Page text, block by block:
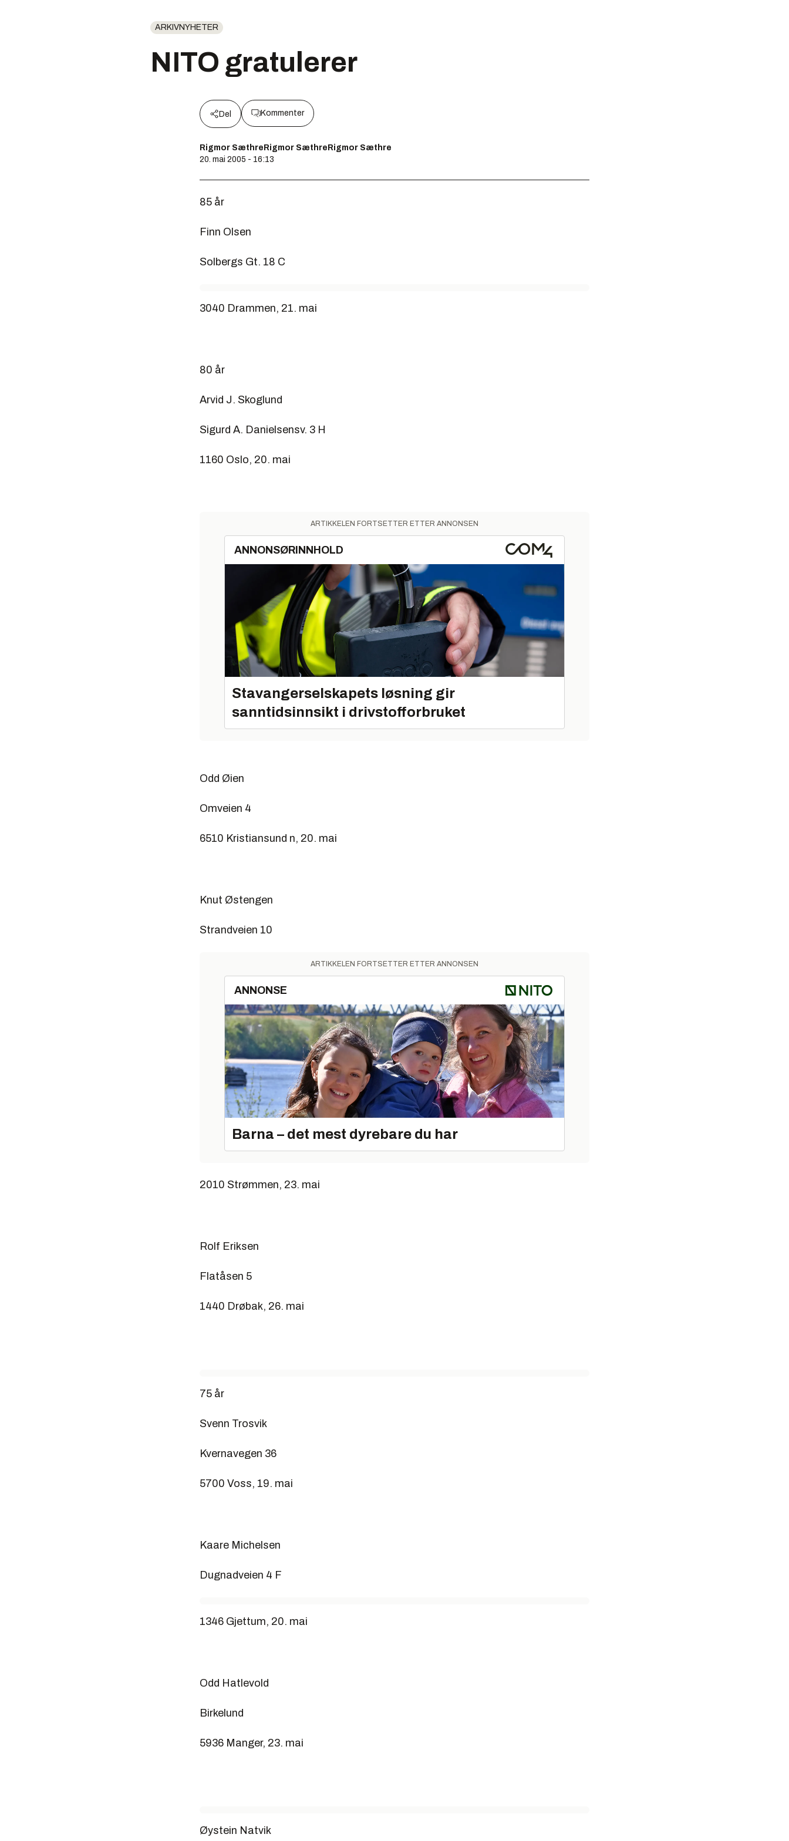
ARKIVNYHETER
NITO gratulerer
Del Kommenter
Rigmor SæthreRigmor SæthreRigmor Sæthre
20. mai 2005 - 16:13
85 år
Finn Olsen
Solbergs Gt. 18 C
3040 Drammen, 21. mai
80 år
Arvid J. Skoglund
Sigurd A. Danielsensv. 3 H
1160 Oslo, 20. mai
ARTIKKELEN FORTSETTER ETTER ANNONSEN
ANNONSØRINNHOLD
Stavangerselskapets løsning gir
sanntidsinnsikt i drivstofforbruket
Odd Øien
Omveien 4
6510 Kristiansund n, 20. mai
Knut Østengen
Strandveien 10
ARTIKKELEN FORTSETTER ETTER ANNONSEN
ANNONSE
Barna – det mest dyrebare du har
2010 Strømmen, 23. mai
Rolf Eriksen
Flatåsen 5
1440 Drøbak, 26. mai
75 år
Svenn Trosvik
Kvernavegen 36
5700 Voss, 19. mai
Kaare Michelsen
Dugnadveien 4 F
1346 Gjettum, 20. mai
Odd Hatlevold
Birkelund
5936 Manger, 23. mai
Øystein Natvik